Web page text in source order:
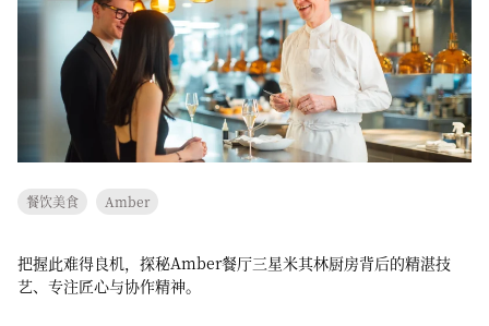
餐饮美食 Amber
把握此难得良机，探秘Amber餐厅三星米其林厨房背后的精湛技
艺、专注匠心与协作精神。